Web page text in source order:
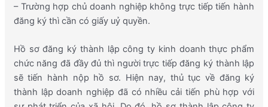
– Trường hợp chủ doanh nghiệp không trực tiếp tiến hành
đăng ký thì cần có giấy uỷ quyền.
Hồ sơ đăng ký thành lập công ty kinh doanh thực phẩm
chức năng đã đầy đủ thì người trực tiếp đăng ký thành lập
sẽ tiến hành nộp hồ sơ. Hiện nay, thủ tục về đăng ký
thành lập doanh nghiệp đã có nhiều cải tiến phù hợp với